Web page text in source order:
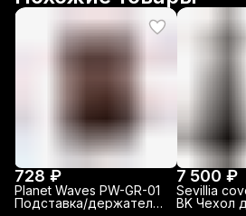
728 ₽
Planet Waves PW-GR-01
Подставка/держатель
7 500 ₽
Sevillia
BK Чехол